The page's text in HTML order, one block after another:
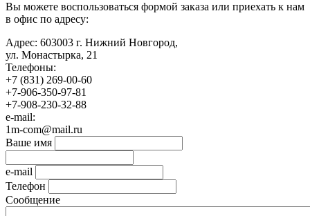
Вы можете воспользоваться формой заказа или приехать к нам
в офис по адресу:
Адрес: 603003 г. Нижний Новгород,
ул. Монастырка, 21
Телефоны:
+7 (831) 269-00-60
+7-906-350-97-81
+7-908-230-32-88
e-mail:
1m-com@mail.ru
Ваше имя
e-mail
Телефон
Сообщение